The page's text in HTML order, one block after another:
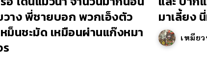
วาง พี่ชายบอก พวกเอ็งตัว
หม็นชะมัด เหมือนผ่านแก๊งหมา
มาเลี้ยง
เหมีย